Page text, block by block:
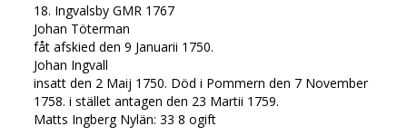
18. Ingvalsby GMR 1767
Johan Töterman
fåt afskied den 9 Januarii 1750.
Johan Ingvall
insatt den 2 Maij 1750. Död i Pommern den 7 November
1758. i stället antagen den 23 Martii 1759.
Matts Ingberg Nylän: 33 8 ogift